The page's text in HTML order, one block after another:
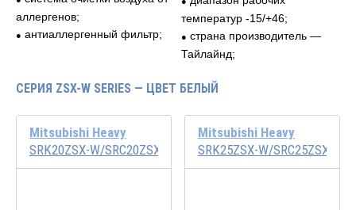
аллергенов;
● антиаллергенный фильтр;
температур -15/+46;
● страна производитель —
Тайлайнд;
СЕРИЯ ZSX-W SERIES — ЦВЕТ БЕЛЫЙ
Mitsubishi Heavy
SRK20ZSX-W/SRC20ZSX-W
Mitsubishi Heavy
SRK25ZSX-W/SRC25ZSX-W